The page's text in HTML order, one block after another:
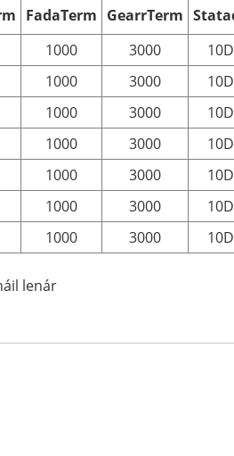
FadaTerm GearrTerm
1000 3000
10D
1000 3000
10D
1000 3000
10D
1000 3000
10D
1000 3000
10D
1000 3000
10D
1000 3000 10D
lenár